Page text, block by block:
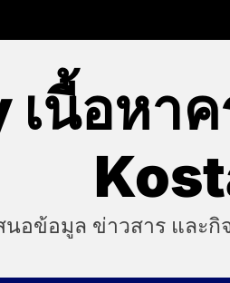
นื้อหา
นอข้อมูล ข่าวสาร และ